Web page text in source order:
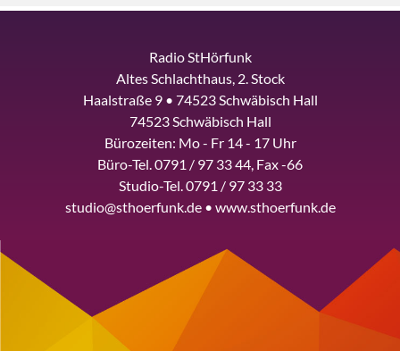
Radio StHörfunk
Altes Schlachthaus, 2. Stock
Haalstraße 9 • 74523 Schwäbisch Hall
74523 Schwäbisch Hall
Bürozeiten: Mo - Fr 14 - 17 Uhr
Büro-Tel. 0791 / 97 33 44, Fax -66
Studio-Tel. 0791 / 97 33 33
studio@sthoerfunk.de • www.sthoerfunk.de